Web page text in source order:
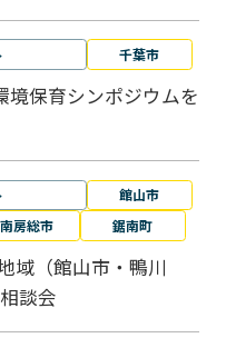
千葉市
境保育シンポジウムを
館山市
南房総市 鋸南町
域（館山市・鴨川
談会